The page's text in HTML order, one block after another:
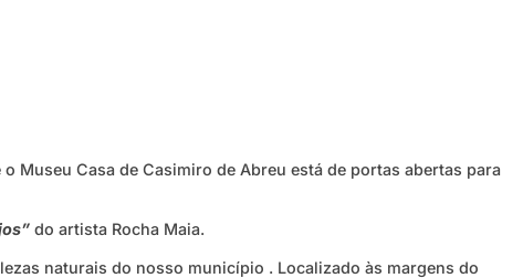
Museu Casa de Casimiro de Abreu está de portas abertas para
do artista Rocha Maia.
naturais do nosso município . Localizado às margens do